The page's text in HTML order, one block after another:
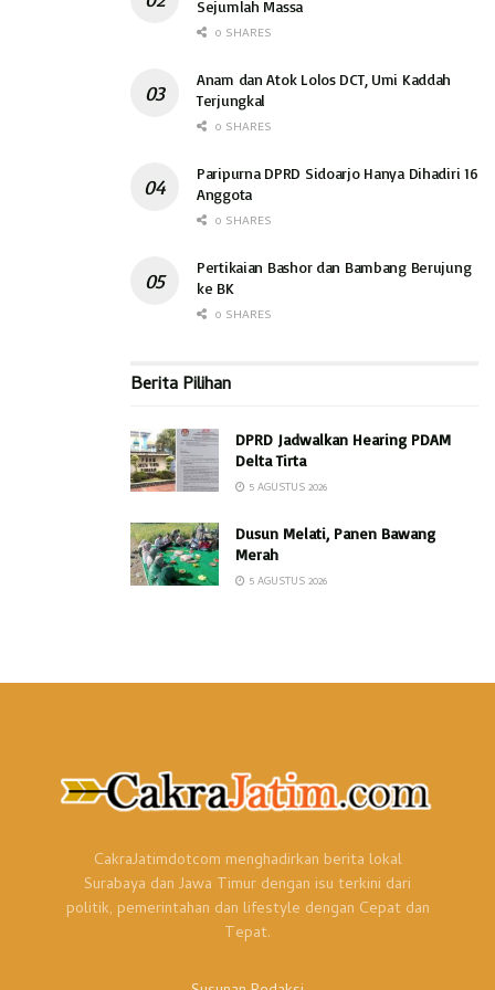
genangan air. BPBD juga akan menyiapkan alat kelengkapan
“BPBD akan menyiapkan bantuan yang diperlukan, seperti
bantuan permakanan dan memfasilitasi warga jika ada yang
Sejumlah Massa
0 SHARES
Anam dan Atok Lolos DCT, Umi Kaddah
Terjungkal
0 SHARES
Paripurna DPRD Sidoarjo Hanya Dihadiri 16
Anggota
0 SHARES
Pertikaian Bashor dan Bambang Berujung
ke BK
0 SHARES
Berita Pilihan
DPRD Jadwalkan Hearing PDAM
Delta Tirta
5 AGUSTUS 2026
Dusun Melati, Panen Bawang
Merah
5 AGUSTUS 2026
CakraJatimdotcom menghadirkan berita lokal
Surabaya dan Jawa Timur dengan isu terkini dari
politik, pemerintahan dan lifestyle dengan Cepat dan
Tepat.